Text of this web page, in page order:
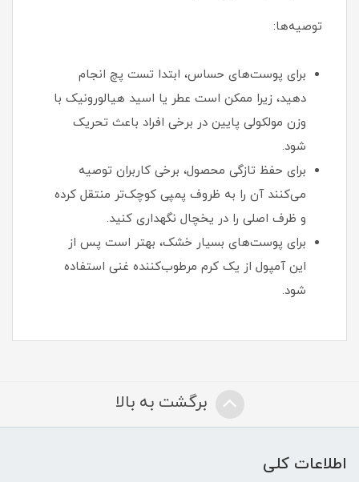
توصیه‌ها:
برای پوست‌های حساس، ابتدا تست پچ انجام
دهید، زیرا ممکن است عطر یا اسید هیالورونیک با
وزن مولکولی پایین در برخی افراد باعث تحریک
شود.
برای حفظ تازگی محصول، برخی کاربران توصیه
می‌کنند آن را به ظروف پمپی کوچک‌تر منتقل کرده
و ظرف اصلی را در یخچال نگهداری کنید.
برای پوست‌های بسیار خشک، بهتر است پس از
این آمپول از یک کرم مرطوب‌کننده غنی استفاده
شود.
برگشت به بالا
اطلاعات کلی